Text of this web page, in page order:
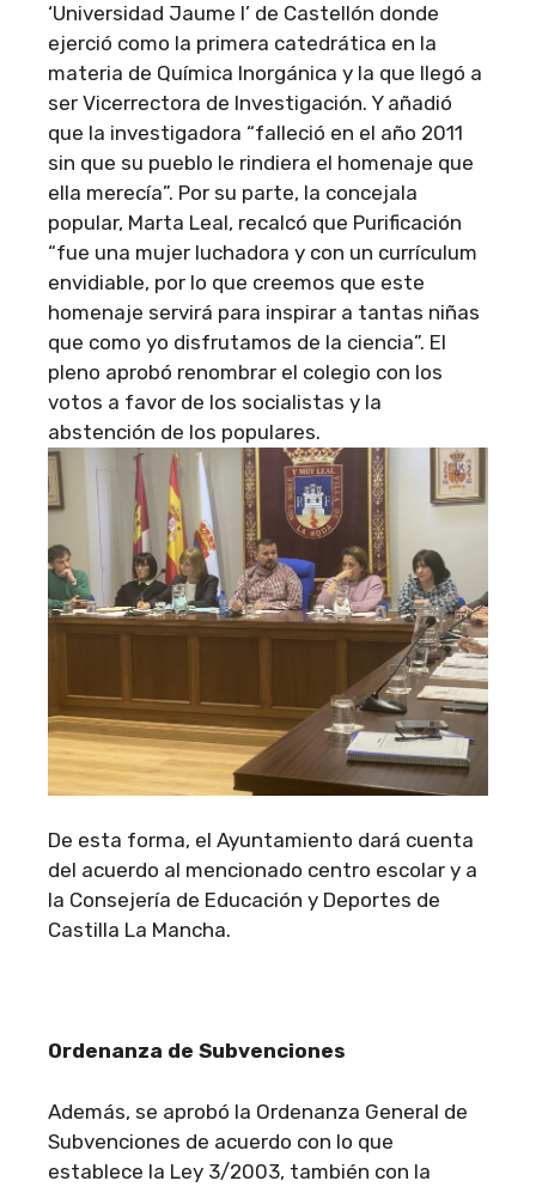
‘Universidad Jaume I’ de Castellón donde
ejerció como la primera catedrática en la
materia de Química Inorgánica y la que llegó a
ser Vicerrectora de Investigación. Y añadió
que la investigadora “falleció en el año 2011
sin que su pueblo le rindiera el homenaje que
ella merecía”. Por su parte, la concejala
popular, Marta Leal, recalcó que Purificación
“fue una mujer luchadora y con un currículum
envidiable, por lo que creemos que este
homenaje servirá para inspirar a tantas niñas
que como yo disfrutamos de la ciencia”. El
pleno aprobó renombrar el colegio con los
votos a favor de los socialistas y la
abstención de los populares.
De esta forma, el Ayuntamiento dará cuenta
del acuerdo al mencionado centro escolar y a
la Consejería de Educación y Deportes de
Castilla La Mancha.
Ordenanza de Subvenciones
Además, se aprobó la Ordenanza General de
Subvenciones de acuerdo con lo que
establece la Ley 3/2003, también con la